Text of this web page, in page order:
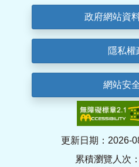
政府網站資
隱私權
網站安
更新日期：2026-
累積瀏覽人次